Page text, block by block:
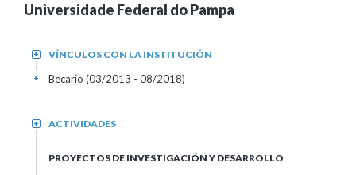
Universidade Federal do Pampa
VÍNCULOS CON LA INSTITUCIÓN
+
Becario (03/2013 - 08/2018)
+
ACTIVIDADES
+
PROYECTOS DE INVESTIGACIÓN Y DESARROLLO